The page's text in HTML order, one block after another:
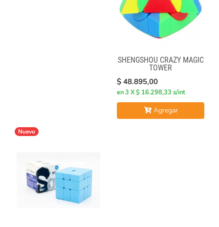
SHENGSHOU CRAZY MAGIC
TOWER
$ 48.895,00
en 3 X $ 16.298,33 s/int
Agregar
Nuevo